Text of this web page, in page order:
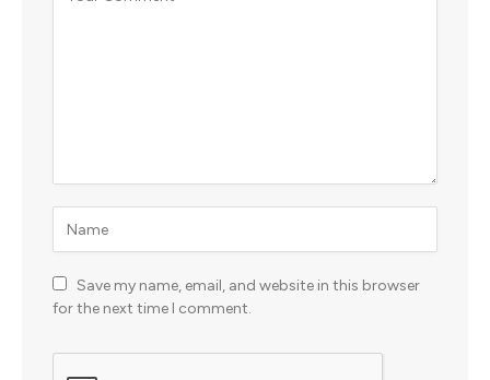
Save my name, email, and website in this browser
for the next time I comment.